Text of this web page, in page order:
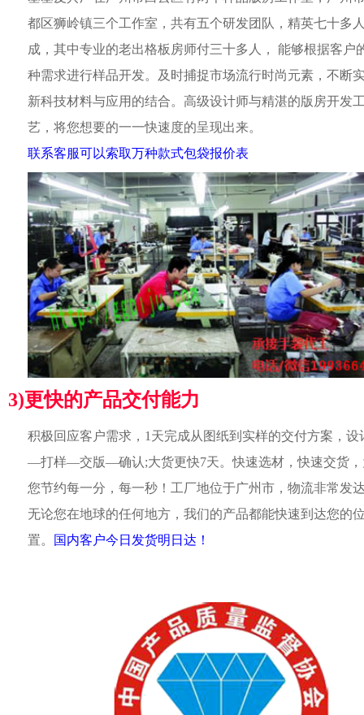
都区狮岭镇三个工作室，共有五个研发团队，精英七十多
成，其中专业的老出格板房师付三十多人， 能够根据客户
种需求进行样品开发。及时捕捉市场流行时尚元素，不断
新科技材料与应用的结合。高级设计师与精湛的版房开发
艺，将您想要的一一快速度的呈现出来。
联系客服可以索取万种款式包袋报价表
3)更快的产品交付能力
积极回应客户需求，1天完成从图纸到实样的交付方案，设
—打样—交版—确认;大货更快7天。快速选材，快速交货
您节约每一分，每一秒！工厂地位于广州市，物流非常发
无论您在地球的任何地方，我们的产品都能快速到达您的
置。
国内客户今日发货明日达！